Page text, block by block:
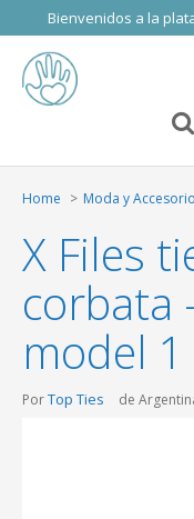
Bienvenidos a la
Home Moda y
X Files
corbata
model 1
PorTop Ties de